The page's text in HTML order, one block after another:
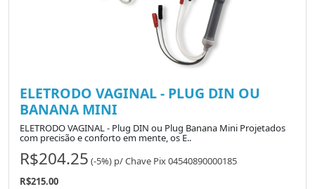
ELETRODO VAGINAL - PLUG DIN OU
BANANA MINI
ELETRODO VAGINAL - Plug DIN ou Plug Banana Mini Projetados
com precisão e conforto em mente, os E..
R$204.25 (-5%) p/Chave Pix 04540890000185
R$215.00